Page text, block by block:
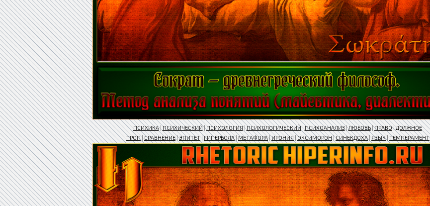
ПСИХИКА|ПСИХИЧЕСКИЙ|ПСИХОЛОГИЯ|ПСИХОЛОГИЧЕСКИЙ|ПСИХОАНАЛИЗ|ЛЮБОВЬ|ПРАВО|ДОЛЖНОЕ
ТРОП|СРАВНЕНИЕ|ЭПИТЕТ|ГИПЕРБОЛА|МЕТАФОРА|ИРОНИЯ|ОКСИМОРОН|СИНЕКДОХА|ЯЗЫК|ТЕМПЕРАМЕНТ